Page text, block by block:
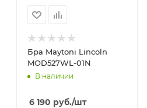
Бра Maytoni Lincoln
MOD527WL-01N
В наличии
6 190 руб./шт